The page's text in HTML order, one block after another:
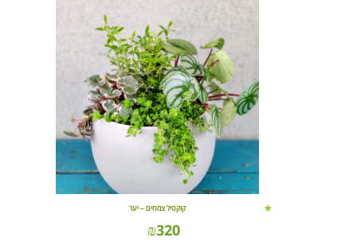
קוקטיל צמחים – יער
₪320